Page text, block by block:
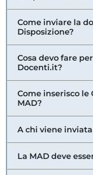
Come inviare la
Disposizione?
Cosa devo fare
Docenti.it?
Come inserisco le
MAD?
A chi viene
La MAD deve